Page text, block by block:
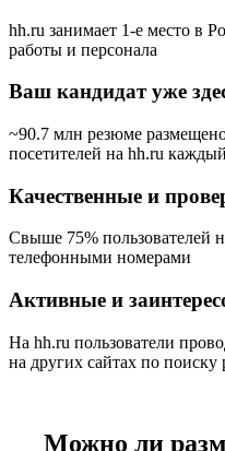
hh.ru занимает 1-е место в
работы и персонала
Ваш кандидат уже
~90.7 млн резюме
посетителей на hh.ru
Качественные и
Свыше 75% пользователей
телефонными номерами
Активные и
На hh.ru пользователи
на других сайтах по поиску
Можно ли